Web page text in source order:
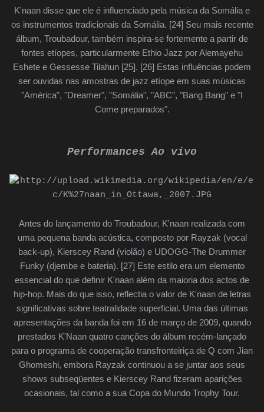
K'naan disse que ele é influenciado pela música da Somália e
os instrumentos tradicionais da Somália. [24] Seu mais recente
álbum, Troubadour, também inspira-se fortemente a partir de
fontes etíopes, particularmente Ethio Jazz por Alemayehu
Eshete e Gessesse Tilahun [25]. [26] Estas influências podem
ser ouvidas nas amostras de jazz etíope em suas músicas
"América", "Dreamer", "Somália", "ABC", "Bang Bang" e "I
Come preparados".
Performances Ao vivo
Antes do lançamento do Troubadour, K'naan realizada com
uma pequena banda acústica, composto por Rayzak (vocal
back-up), Kierscey Rand (violão) e UDOGG-The Drummer
Funky (djembe e bateria). [27] Este estilo era um elemento
essencial do que definir K'naan além da maioria dos actos de
hip-hop. Mais do que isso, reflectia o valor de K'naan de letras
significativas sobre teatralidade superficial. Uma das últimas
apresentações da banda foi em 16 de março de 2009, quando
prestados K'Naan quatro canções do álbum recém-lançado
para o programa de cooperação transfronteiriça de Q com Jian
Ghomeshi, embora Rayzak continuou a se juntar aos seus
shows subseqüentes e Kierscey Rand fizeram aparições
ocasionais, tal como a sua Copa do Mundo Trophy Tour.